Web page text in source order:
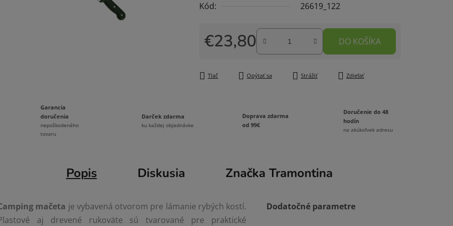
0,0
hviezdičiek.
Kód:
26619_122
€23,80
Jednotková cena:
DO KOŠÍKA
Tlač Opýtať sa Strážiť Zdieľať
Garancia
doručenia
nepoškodeného
tovaru
Darček zdarma
ku každej objednávke
Doprava zdarma
od 99€
Doručenie do 48
hodín
na akúkoľvek adresu
Popis Diskusia Značka Tramontina
mačeta je vybavená otvorom pre lámanie rybých kostí.
aj drevené rukoväte sú tvarované pre praktické
Dodatočné parametre